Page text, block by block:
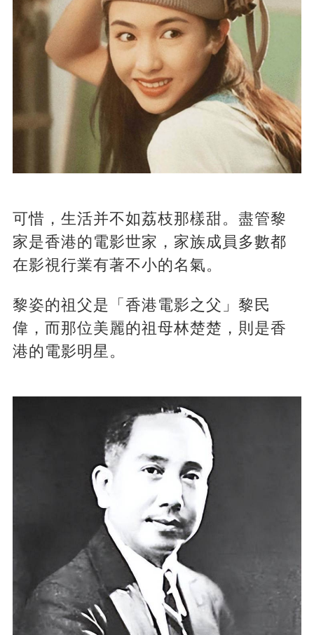
可惜，生活并不如荔枝那樣甜。盡管黎
家是香港的電影世家，家族成員多數都
在影視行業有著不小的名氣。
黎姿的祖父是「香港電影之父」黎民
偉，而那位美麗的祖母林楚楚，則是香
港的電影明星。